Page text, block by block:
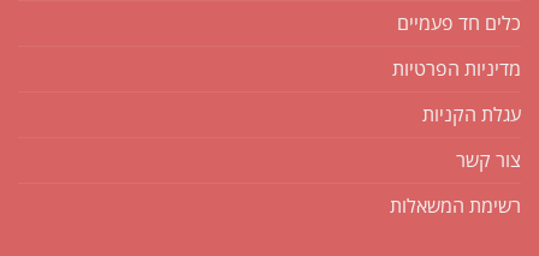
כלים חד פעמיים
מדיניות הפרטיות
עגלת הקניות
צור קשר
רשימת המשאלות